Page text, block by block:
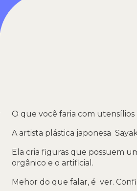
O que você faria com
A artista plástica japonesa
Ela cria figuras que possuem
orgânico e o artificial.
Mehor do que falar, é ver.